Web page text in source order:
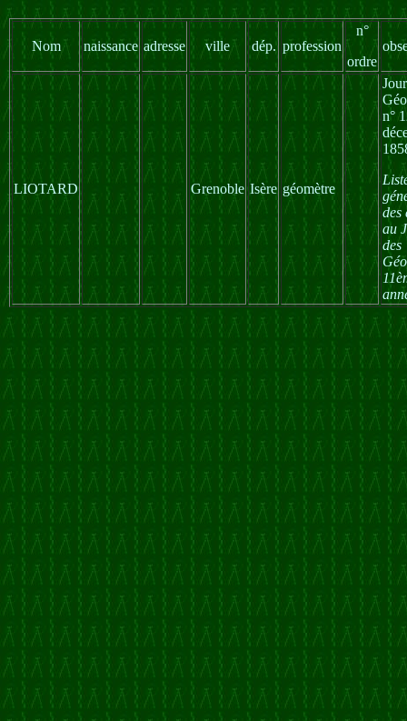
Nom naissance adresse ville dép. profession
n°
ordre
LIOTARD Grenoble Isère géomètre
n°
des
au
des